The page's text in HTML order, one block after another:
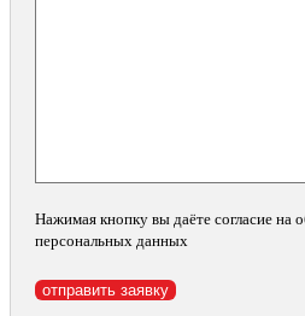
Нажимая кнопку вы даёте согласие на
персональных данных